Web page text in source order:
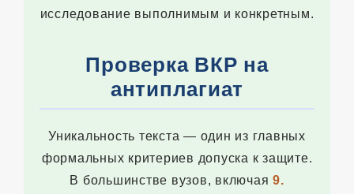
исследование выполнимым и конкретным.
Проверка ВКР на
антиплагиат
Уникальность текста — один из главных
формальных критериев допуска к защите.
В большинстве вузов, включая9.